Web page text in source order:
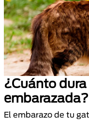
¿Cuánto
embarazada?
El embarazo de tu